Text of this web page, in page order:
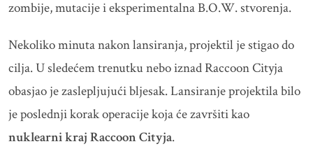
zombije, mutacije i eksperimentalna B.O.W. stvorenja.
Nekoliko minuta nakon lansiranja, projektil je stigao do
cilja. U sledećem trenutku nebo iznad Raccoon Cityja
obasjao je zaslepljujući bljesak. Lansiranje projektila bilo
je poslednji korak operacije koja će završiti kao
nuklearni kraj Raccoon Cityja.